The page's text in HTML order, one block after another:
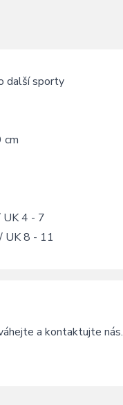
další sporty
cm
4 - 7
UK 8 - 11
a kontaktujte nás.